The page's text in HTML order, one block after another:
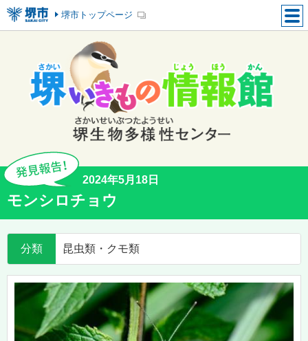
堺市トップページ
2024年5月18日
モンシロチョウ
分類 昆虫類・クモ類